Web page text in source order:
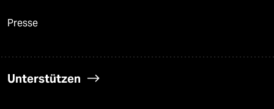
Presse
Unterstützen